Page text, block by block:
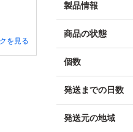
を見る
製品情報
商品の状態
個数
発送までの日数
発送元の地域